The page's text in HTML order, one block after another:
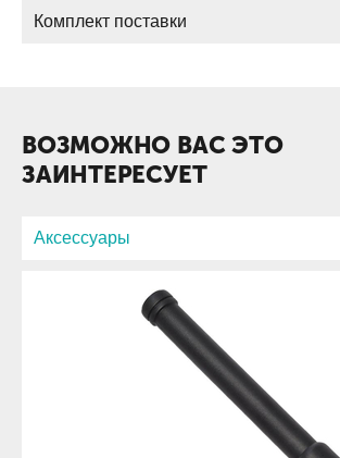
Радиостанция
Антенна
Комплект поставки
ВОЗМОЖНО ВАС ЭТО
ЗАИНТЕРЕСУЕТ
Аксессуары